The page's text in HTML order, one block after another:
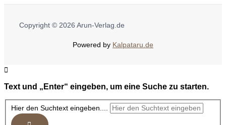
Copyright © 2026 Arun-Verlag.de
Powered by Kalpataru.de
Text und „Enter“ eingeben, um eine Suche zu starten.
Hier den Suchtext eingeben....